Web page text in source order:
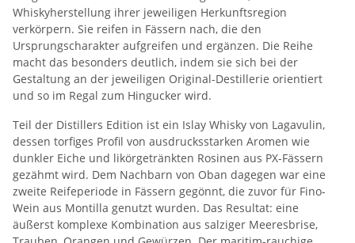
Whiskyherstellung ihrer jeweiligen Herkunftsregion
verkörpern. Sie reifen in Fässern nach, die den
Ursprungscharakter aufgreifen und ergänzen. Die Reihe
macht das besonders deutlich, indem sie sich bei der
Gestaltung an der jeweiligen Original-Destillerie orientiert
und so im Regal zum Hingucker wird.
Teil der Distillers Edition ist ein Islay Whisky von Lagavulin,
dessen torfiges Profil von ausdrucksstarken Aromen wie
dunkler Eiche und likörgetränkten Rosinen aus PX-Fässern
gezähmt wird. Dem Nachbarn von Oban dagegen war eine
zweite Reifeperiode in Fässern gegönnt, die zuvor für Fino-
Wein aus Montilla genutzt wurden. Das Resultat: eine
äußerst komplexe Kombination aus salziger Meeresbrise,